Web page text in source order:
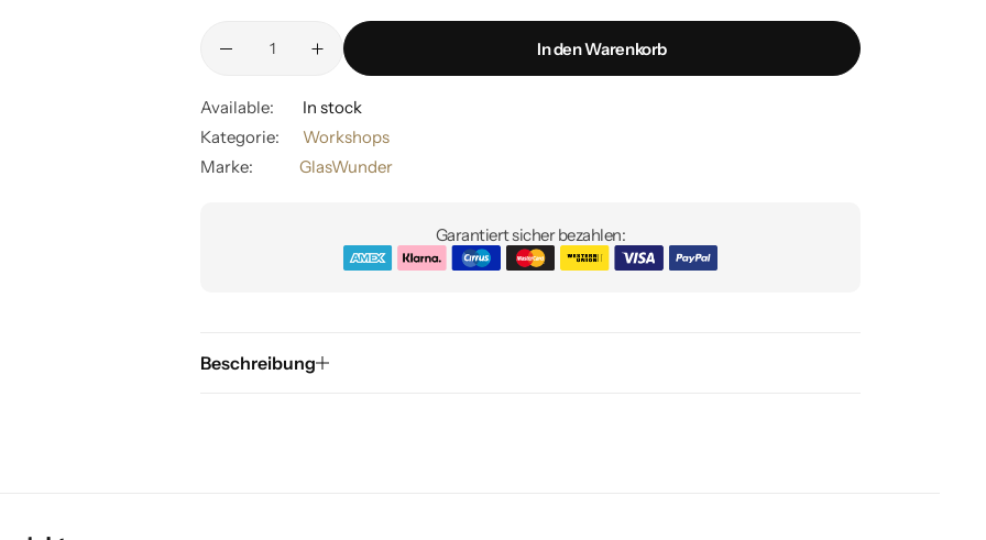
In den Warenkorb
Available:
In stock
Kategorie:
Workshops
Marke:
GlasWunder
Garantiert sicher bezahlen:
Beschreibung